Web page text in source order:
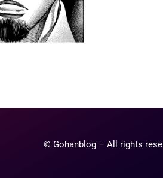
un commentaire.
© Gohanblog – All rights